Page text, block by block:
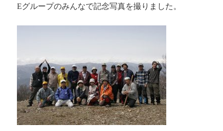
Eグループのみんなで記念写真を撮りました。